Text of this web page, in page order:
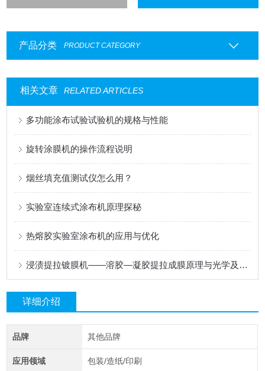
产品分类 PRODUCT CATEGORY
相关文章 RELATED ARTICLES
多功能涂布试验试验机的规格与性能
旋转涂膜机的操作流程说明
烟丝填充值测试仪怎么用？
实验室连续式涂布机原理探秘
热熔胶实验室涂布机的应用与优化
浸渍提拉镀膜机——溶胶—凝胶提拉成膜原理与光学及功能涂层应用
详细介绍
品牌 其他品牌
应用领域 包装/造纸/印刷